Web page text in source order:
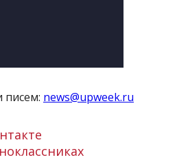
писем: news@upweek.ru